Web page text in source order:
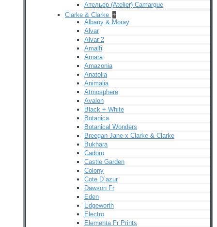
Ательер (Atelier) Camargue
Clarke & Clarke +
Albany & Moray
Alvar
Alvar 2
Amalfi
Amara
Amazonia
Anatolia
Animalia
Atmosphere
Avalon
Black + White
Botanica
Botanical Wonders
Breegan Jane x Clarke & Clarke
Bukhara
Cadoro
Castle Garden
Colony
Cote D`azur
Dawson Fr
Eden
Edgeworth
Electro
Elementa Fr Prints